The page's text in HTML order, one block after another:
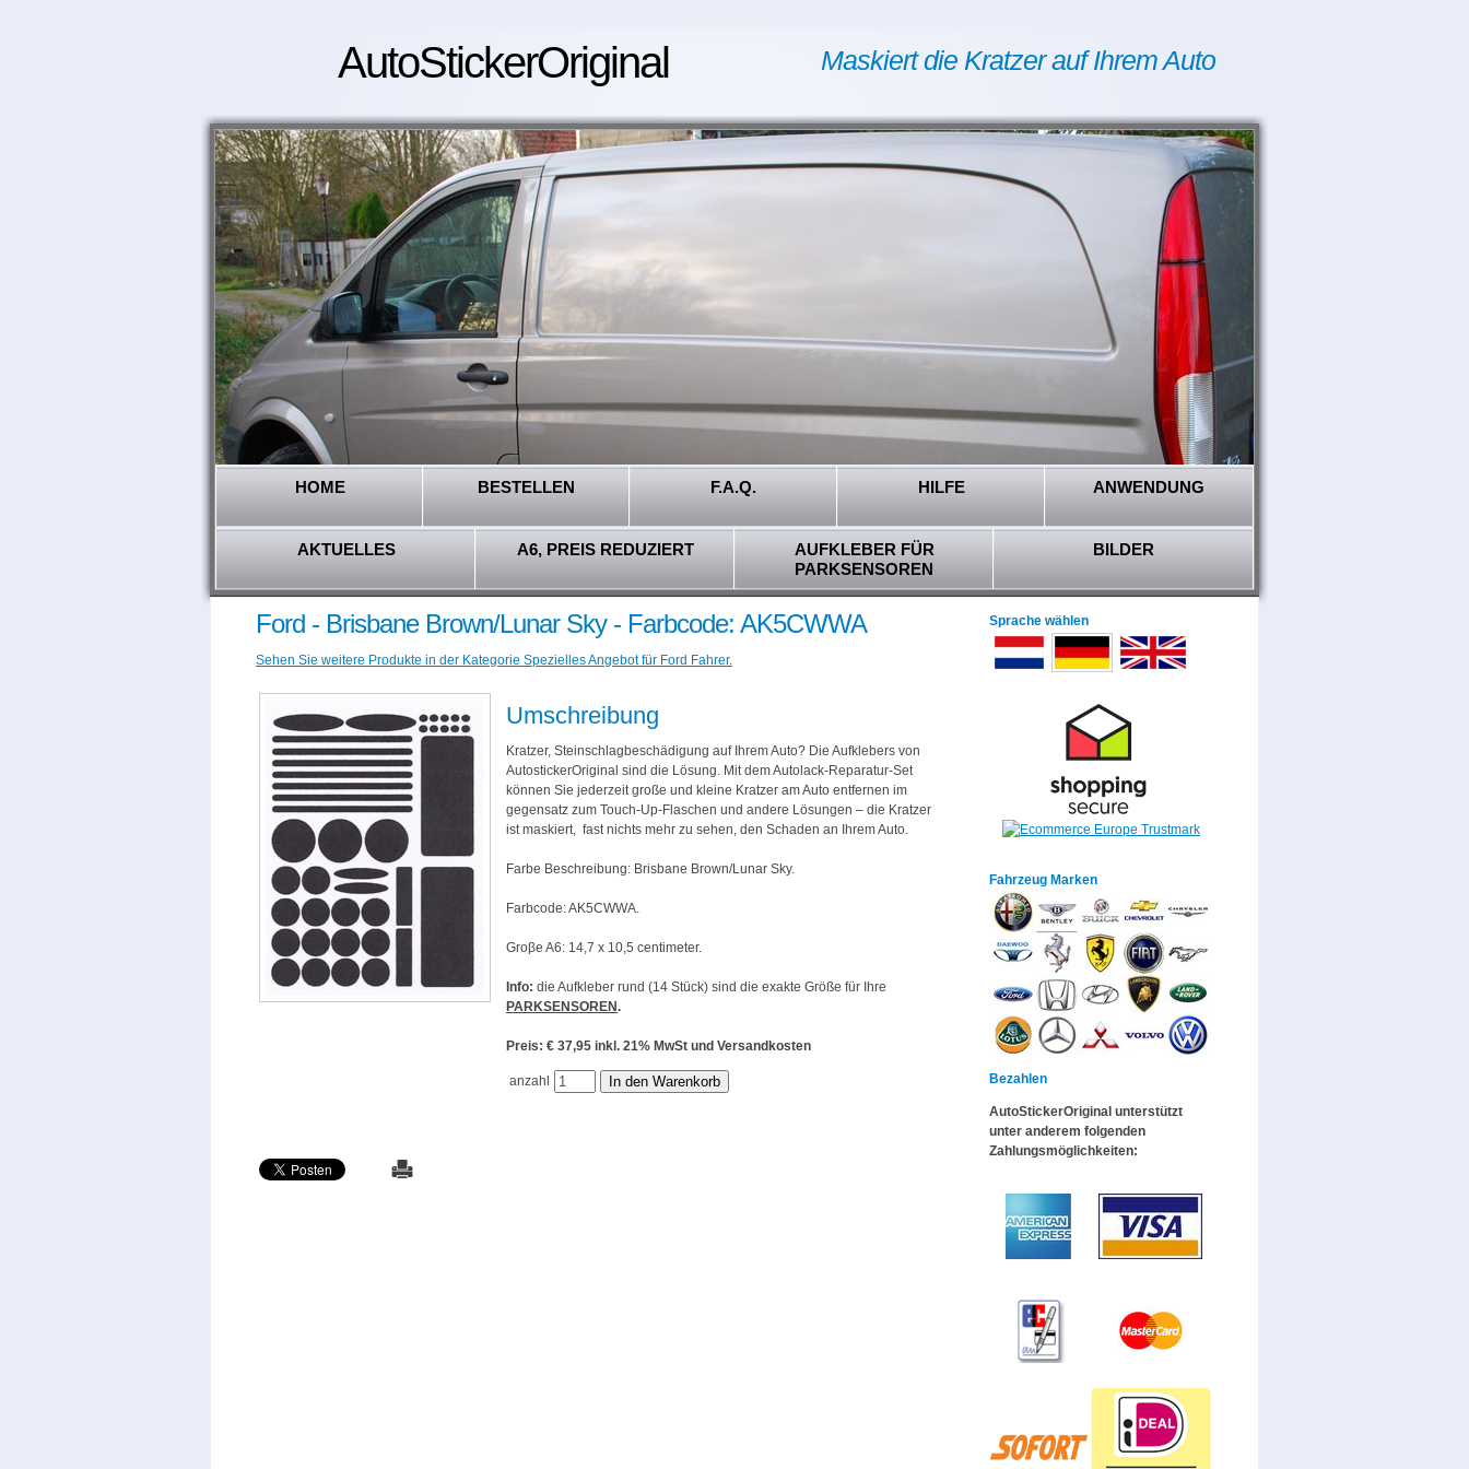
AutoStickerOriginal Maskiert die Kratzer auf Ihrem Auto
HOME BESTELLEN F.A.Q. HILFE ANWENDUNG
AKTUELLES A6, PREIS REDUZIERT
AUFKLEBER FÜR
PARKSENSOREN
BILDER
Ford - Brisbane Brown/Lunar Sky - Farbcode: AK5CWWA
Sehen Sie weitere Produkte in der Kategorie Spezielles Angebot für Ford Fahrer.
Umschreibung
Kratzer, Steinschlagbeschädigung auf Ihrem Auto? Die Aufklebers von
AutostickerOriginal sind die Lösung. Mit dem Autolack-Reparatur-Set
können Sie jederzeit große und kleine Kratzer am Auto entfernen im
gegensatz zum Touch-Up-Flaschen und andere Lösungen – die Kratzer
ist maskiert, fast nichts mehr zu sehen, den Schaden an Ihrem Auto.
Farbe Beschreibung: Brisbane Brown/Lunar Sky.
Farbcode: AK5CWWA.
Groβe A6: 14,7 x 10,5 centimeter.
Info: die Aufkleber rund (14 Stück) sind die exakte Größe für Ihre
PARKSENSOREN.
Preis: € 37,95 inkl. 21% MwSt und Versandkosten
anzahl
Sprache wählen
Fahrzeug Marken
Bezahlen
AutoStickerOriginal unterstützt
unter anderem folgenden
Zahlungsmöglichkeiten: